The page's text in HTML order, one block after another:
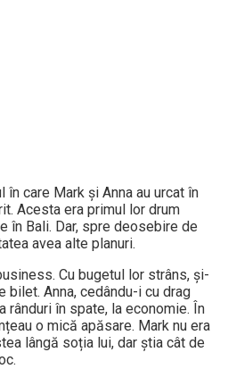
în care Mark și Anna au urcat în
Acesta era primul lor drum
în Bali. Dar, spre deosebire de
avea alte planuri.
Cu bugetul lor strâns, și-
bilet. Anna, cedându-i cu drag
rânduri în spate, la economie. În
o mică apăsare. Mark nu era
lângă soția lui, dar știa cât de